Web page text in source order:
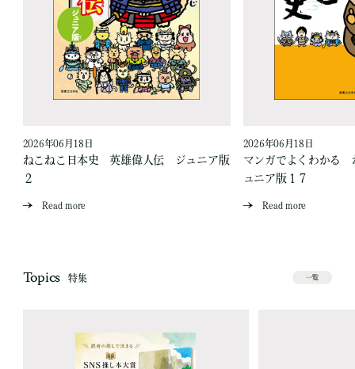
2026年06月18日
ねこねこ日本史 英雄偉人伝 ジュニア版
２
Read more
2026年06月18日
マンガでよくわかる
ュニア版１７
Read more
Topics 特集 一覧